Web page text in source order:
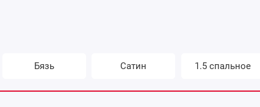
Бязь Сатин 1.5 спальное